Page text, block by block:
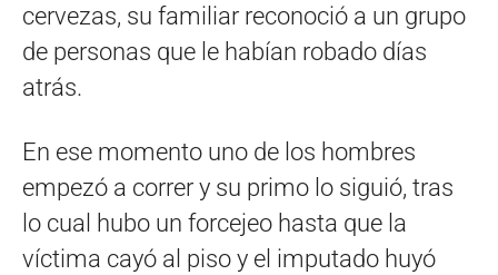
cervezas, su familiar reconoció a un grupo
de personas que le habían robado días
atrás.
En ese momento uno de los hombres
empezó a correr y su primo lo siguió, tras
lo cual hubo un forcejeo hasta que la
víctima cayó al piso y el imputado huyó